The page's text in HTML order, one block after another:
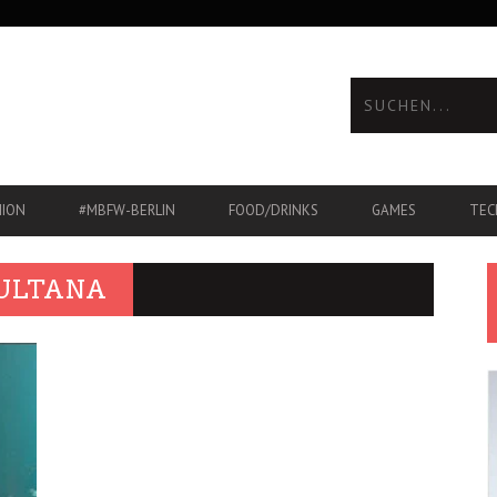
#MBFW-BERLIN FOOD/DRINKS GAMES